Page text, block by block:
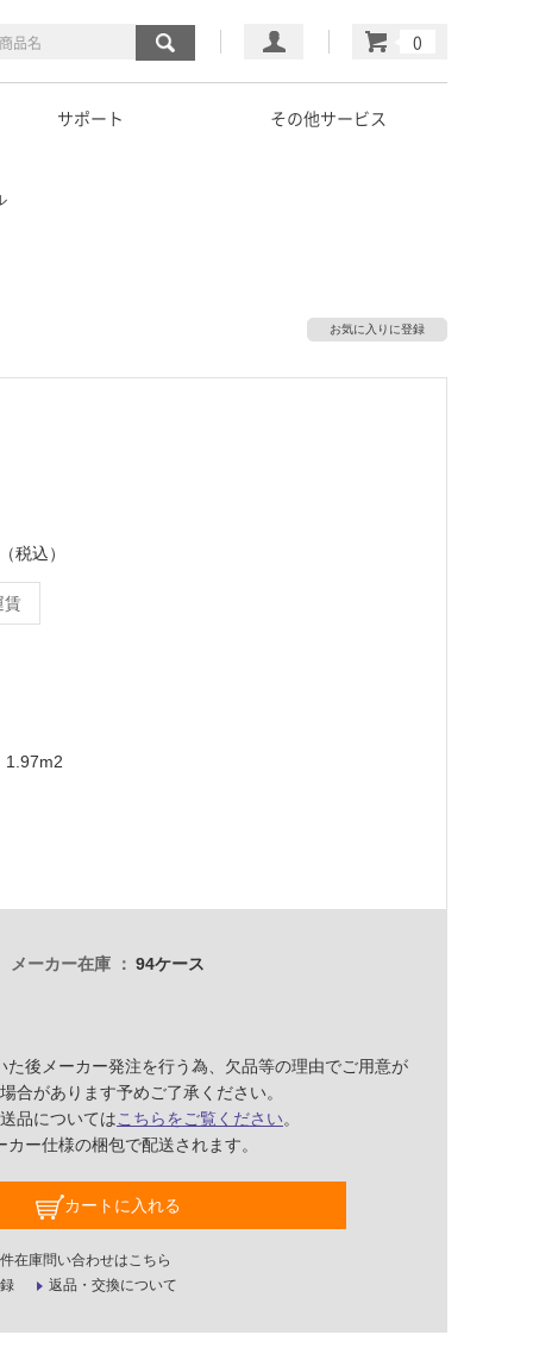
マイページ
カート
サポート その他サービス
お気に入りに登録
税込）
賃
1.97m2
メーカー在庫 94ケース
た後メーカー発注を行う為、欠品等の理由でご用意が
合があります予めご了承ください。
品についてはこちらをご覧ください。
ー仕様の梱包で配送されます。
カートに入れる
在庫問い合わせはこちら
返品・交換について